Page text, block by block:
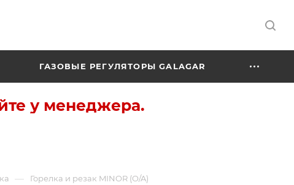
ГАЗОВЫЕ РЕГУЛЯТОРЫ GALAGAR
у менеджера.
— Горелка и резак MINOR (O/A)